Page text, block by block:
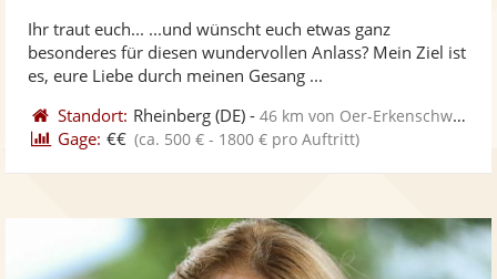
Ihr traut euch... ...und wünscht euch etwas ganz
besonderes für diesen wundervollen Anlass? Mein Ziel ist
es, eure Liebe durch meinen Gesang ...
Standort: Rheinberg (DE) -46 km von Oer-Erkenschwick
Gage: €€ (ca. 500 € - 1800 € pro Auftritt)